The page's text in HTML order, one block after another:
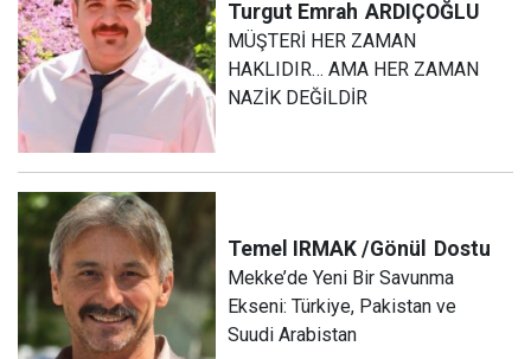
Turgut Emrah ARDIÇOĞLU
MÜŞTERİ HER ZAMAN
HAKLIDIR… AMA HER ZAMAN
NAZİK DEĞİLDİR
Temel IRMAK /Gönül Dostu
Mekke’de Yeni Bir Savunma
Ekseni: Türkiye, Pakistan ve
Suudi Arabistan